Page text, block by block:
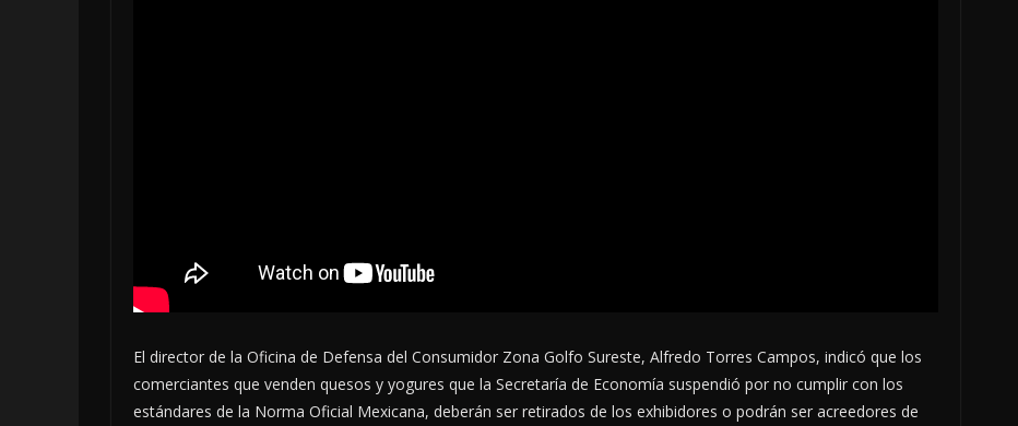
El director de la Oficina de Defensa del Consumidor Zona Golfo Sureste, Alfredo Torres Campos, indicó que los
comerciantes que venden quesos y yogures que la Secretaría de Economía suspendió por no cumplir con los
estándares de la Norma Oficial Mexicana, deberán ser retirados de los exhibidores o podrán ser acreedores de